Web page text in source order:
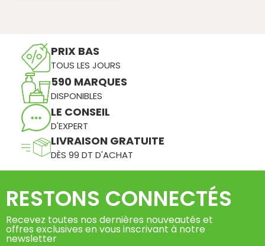
PRIX BAS
TOUS LES JOURS
590 MARQUES
DISPONIBLES
LE CONSEIL
D'EXPERT
LIVRAISON GRATUITE
DÈS 99 DT D'ACHAT
RESTONS CONNECTÉS
Recevez toutes nos dernières nouveautés et
offres exclusives en vous inscrivant à notre
newsletter